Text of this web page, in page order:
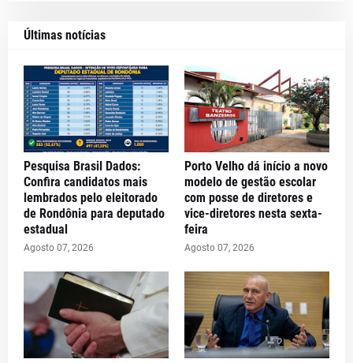
Últimas notícias
Pesquisa Brasil Dados:
Confira candidatos mais
lembrados pelo eleitorado
de Rondônia para deputado
estadual
Agosto 07, 2026
Porto Velho dá início a novo
modelo de gestão escolar
com posse de diretores e
vice-diretores nesta sexta-
feira
Agosto 07, 2026